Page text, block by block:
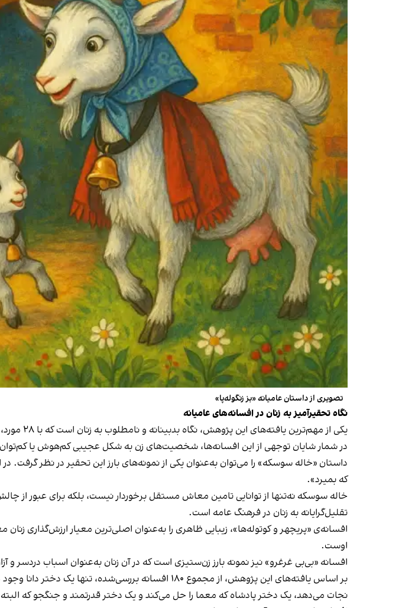
تصویری از داستان عامیانه «بز زنگوله‌پا»
نگاه تحقیرآمیز به زنان در افسانه‌های عامیانه
یکی از مهم‌ترین یافته‌های این پژوهش، نگاه بدبینانه و نامطلوب به زنان است که با ۲۸ مورد، دومین فراوانی را در افسانه‌های بررسی‌شده دارد.
در شمار شایان توجهی از این افسانه‌ها، شخصیت‌های زن به شکل عجیبی کم‌هوش یا کم‌توان
داستان «خاله سوسکه» را می‌توان به‌عنوان یکی از نمونه‌های بارز این تحقیر در نظر گرفت.
که بمیرد».
خاله سوسکه نه‌تنها از توانایی تامین معاش مستقل برخوردار نیست، بلکه برای عبور از
تقلیل‌گرایانه به زنان در فرهنگ عامه است.
افسانه‌ی «پریچهر و کوتوله‌ها»، زیبایی ظاهری را به‌عنوان اصلی‌ترین معیار ارزش‌گذاری
اوست.
افسانه «بی‌بی غرغرو» نیز نمونه بارز زن‌ستیزی است که در آن زنان به‌عنوان اسباب دردسر و
بر اساس یافته‌های این پژوهش، از مجموع ۱۸۰ افسانه
نجات می‌دهد، یک دختر پادشاه که معما را حل می‌کند و یک دختر قدرتمند و جنگجو که البته